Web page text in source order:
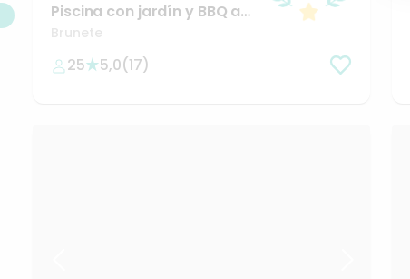
Piscina con jardín y BBQ a
25 minutos
Brunete
25 5,0(17)